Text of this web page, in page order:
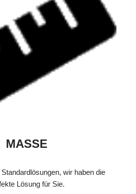
MASSE
wir haben die
Lösung für Sie.